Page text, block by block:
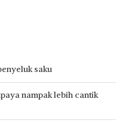
saku
nampak lebih cantik